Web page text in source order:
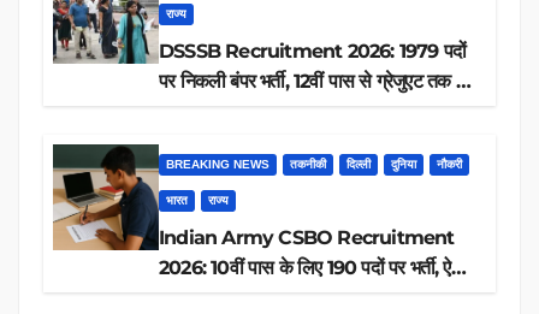
राज्य
DSSSB Recruitment 2026: 1979 पदों
पर निकली बंपर भर्ती, 12वीं पास से ग्रेजुएट तक करें
BREAKING NEWS तकनीकी दिल्ली दुनिया नौकरी
भारत राज्य
Indian Army CSBO Recruitment
2026: 10वीं पास के लिए 190 पदों पर भर्ती, ऐसे